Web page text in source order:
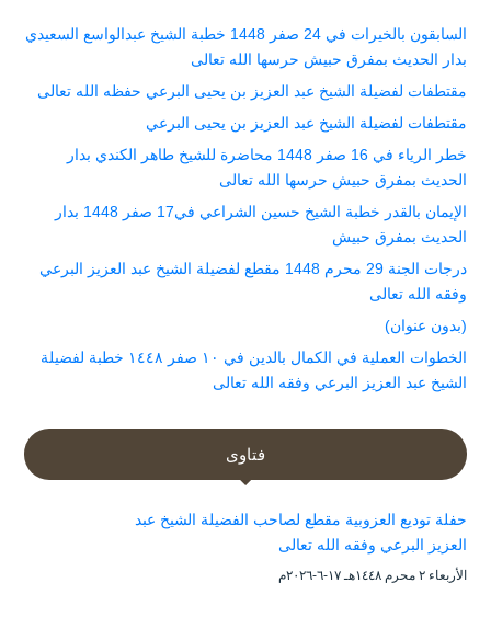
السابقون بالخيرات في 24 صفر 1448 خطبة الشيخ عبدالواسع السعيدي
بدار الحديث بمفرق حبيش حرسها الله تعالى
مقتطفات لفضيلة الشيخ عبد العزيز بن يحيى البرعي حفظه الله تعالى
مقتطفات لفضيلة الشيخ عبد العزيز بن يحيى البرعي
خطر الرياء في 16 صفر 1448 محاضرة للشيخ طاهر الكندي بدار
الحديث بمفرق حبيش حرسها الله تعالى
الإيمان بالقدر خطبة الشيخ حسين الشراعي في17 صفر 1448 بدار
الحديث بمفرق حبيش
درجات الجنة 29 محرم 1448 مقطع لفضيلة الشيخ عبد العزيز البرعي
وفقه الله تعالى
(بدون عنوان)
الخطوات العملية في الكمال بالدين في ١٠ صفر ١٤٤٨ خطبة لفضيلة
الشيخ عبد العزيز البرعي وفقه الله تعالى
فتاوى
حفلة توديع العزوبية مقطع لصاحب الفضيلة الشيخ عبد
العزيز البرعي وفقه الله تعالى
الأربعاء ۲ محرم ۱٤٤۸هـ ۱۷-٦-۲۰۲٦م